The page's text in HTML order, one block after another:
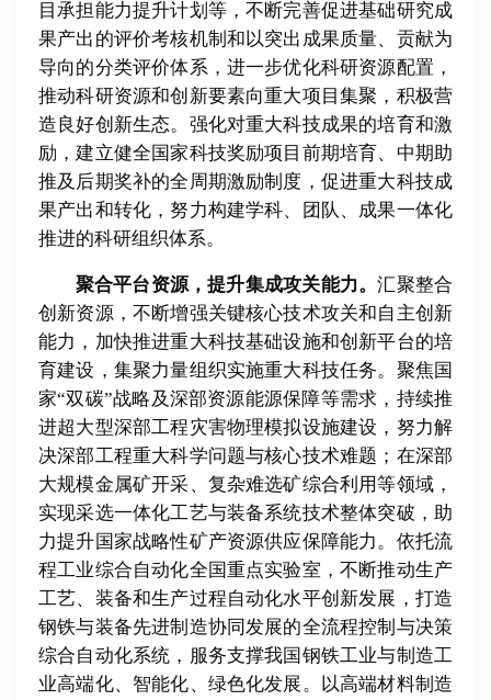
目承担能力提升计划等，不断完善促进基础研究成
果产出的评价考核机制和以突出成果质量、贡献为
导向的分类评价体系，进一步优化科研资源配置，
推动科研资源和创新要素向重大项目集聚，积极营
造良好创新生态。强化对重大科技成果的培育和激
励，建立健全国家科技奖励项目前期培育、中期助
推及后期奖补的全周期激励制度，促进重大科技成
果产出和转化，努力构建学科、团队、成果一体化
推进的科研组织体系。
聚合平台资源，提升集成攻关能力。汇聚整合
创新资源，不断增强关键核心技术攻关和自主创新
能力，加快推进重大科技基础设施和创新平台的培
育建设，集聚力量组织实施重大科技任务。聚焦国
家“双碳”战略及深部资源能源保障等需求，持续推
进超大型深部工程灾害物理模拟设施建设，努力解
决深部工程重大科学问题与核心技术难题；在深部
大规模金属矿开采、复杂难选矿综合利用等领域，
实现采选一体化工艺与装备系统技术整体突破，助
力提升国家战略性矿产资源供应保障能力。依托流
程工业综合自动化全国重点实验室，不断推动生产
工艺、装备和生产过程自动化水平创新发展，打造
钢铁与装备先进制造协同发展的全流程控制与决策
综合自动化系统，服务支撑我国钢铁工业与制造工
业高端化、智能化、绿色化发展。以高端材料制造